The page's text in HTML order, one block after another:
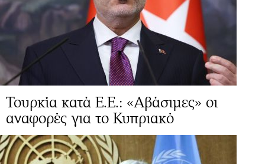
Τουρκία κατά Ε.Ε.: «Αβάσιμες» οι
αναφορές για το Κυπριακό